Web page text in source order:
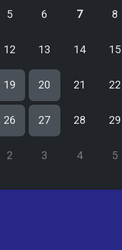
5 6 7 8
12 13 14 15
19 20 21 22
26 27 28 29
2 3 4 5